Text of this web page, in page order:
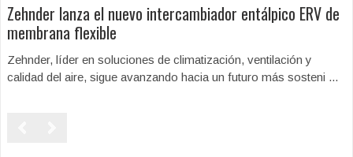
Zehnder lanza el nuevo intercambiador entálpico ERV de
membrana flexible
Zehnder, líder en soluciones de climatización, ventilación y
calidad del aire, sigue avanzando hacia un futuro más sosteni ...